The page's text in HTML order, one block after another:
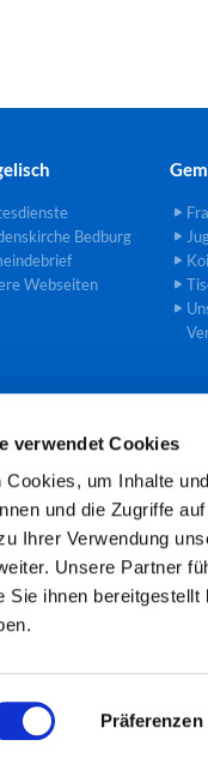
verwendet Cookies
Cookies, um Inhalte
und die Zugriffe
Ihrer Verwendung
Unsere Partner
Sie ihnen
Präferenzen
Bedburg
Webseiten
Kirchengemeinde an der